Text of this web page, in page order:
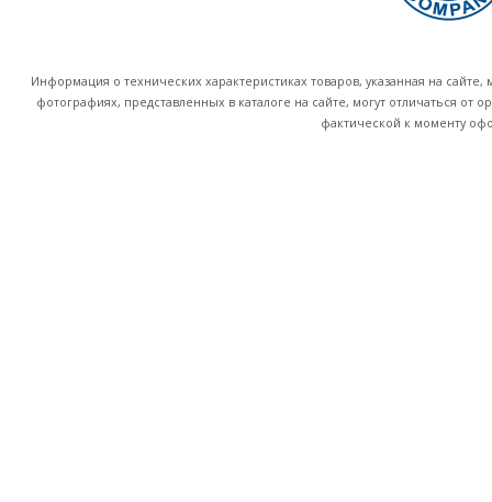
Информация о технических характеристиках товаров, указанная на
фотографиях, представленных в каталоге на сайте, могут отличаться от
фактической к моменту